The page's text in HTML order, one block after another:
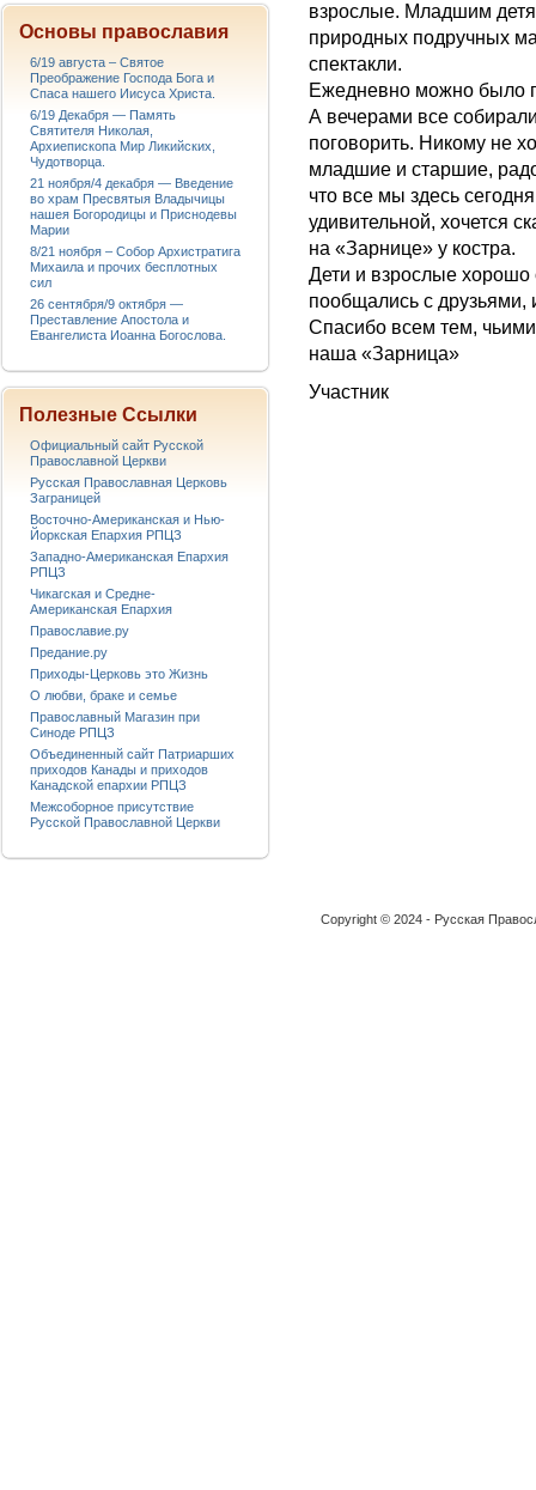
взрослые. Младшим
природных подручных
спектакли.
Ежедневно можно было
А вечерами все
поговорить. Никому не
младшие и старшие,
что все мы здесь
удивительной, хочется
на «Зарнице» у костра.
Дети и взрослые хорошо
пообщались с друзьями,
Спасибо всем тем,
наша «Зарница»
Участник
Основы православия
6/19 августа – Святое
Преображение Господа Бога и
Спаса нашего Иисуса Христа.
6/19 Декабря — Память
Святителя Николая,
Архиепископа Мир Ликийских,
Чудотворца.
21 ноября/4 декабря — Введение
во храм Пресвятыя Владычицы
нашея Богородицы и Приснодевы
Марии
8/21 ноября – Собор Архистратига
Михаила и прочих бесплотных
сил
26 сентября/9 октября —
Преставление Апостола и
Евангелиста Иоанна Богослова.
Полезные Ссылки
Официальный сайт Русской
Православной Церкви
Русская Православная Церковь
Заграницей
Восточно-Американская и Нью-
Йоркская Епархия РПЦЗ
Западно-Американская Епархия
РПЦЗ
Чикагская и Средне-
Американская Епархия
Православие.ру
Предание.ру
Приходы-Церковь это Жизнь
О любви, браке и семье
Православный Магазин при
Синоде РПЦЗ
Объединенный сайт Патриарших
приходов Канады и приходов
Канадской епархии РПЦЗ
Межсоборное присутствие
Русской Православной Церкви
Copyright © 2024 - Русская